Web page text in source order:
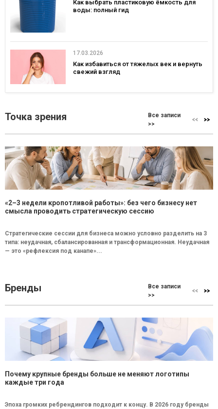
Как выбрать пластиковую ёмкость для
воды: полный гид
17.03.2026
Как избавиться от тяжелых век и вернуть
свежий взгляд
Точка зрения
Все записи
>>
«2–3 недели кропотливой работы»: без чего бизнесу нет
смысла проводить стратегическую сессию
Стратегические сессии для бизнеса можно условно разделить на 3
типа: неудачная, сбалансированная и трансформационная. Неудачная
— это «рефлексия под канапе»...
Бренды
Все записи
>>
Почему крупные бренды больше не меняют логотипы
каждые три года
Эпоха громких ребрендингов подходит к концу. В 2026 году бренды